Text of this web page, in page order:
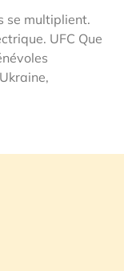
se multiplient.
UFC Que